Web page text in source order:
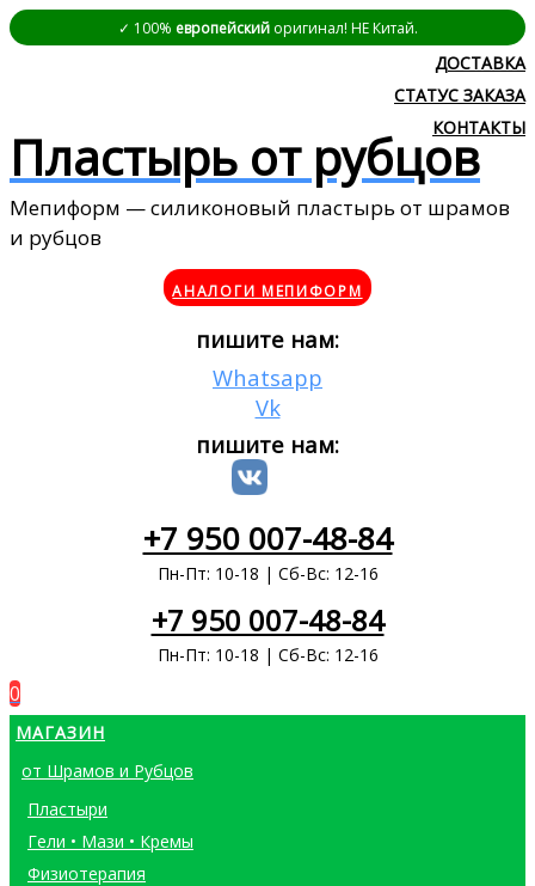
✓ 100% европейскийоригинал! НЕ Китай.
ДОСТАВКА
СТАТУС ЗАКАЗА
КОНТАКТЫ
Пластырь от рубцов
Мепиформ — силиконовый пластырь от шрамов
и рубцов
АНАЛОГИ МЕПИФОРМ
пишите нам:
Whatsapp
Vk
пишите нам:
+7 950 007-48-84
Пн-Пт: 10-18 | Сб-Вс: 12-16
+7 950 007-48-84
Пн-Пт: 10-18 | Сб-Вс: 12-16
0
МАГАЗИН
от Шрамов и Рубцов
Пластыри
Гели • Мази • Кремы
Физиотерапия